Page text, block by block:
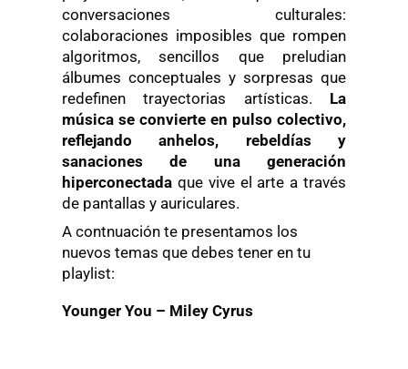
conversaciones culturales:
colaboraciones imposibles que rompen
algoritmos, sencillos que preludian
álbumes conceptuales y sorpresas que
redefinen trayectorias artísticas. La
música se convierte en pulso colectivo,
reflejando anhelos, rebeldías y
sanaciones de una generación
hiperconectadaque vive el arte a través
de pantallas y auriculares.
A contnuación te presentamos los
nuevos temas que debes tener en tu
playlist:
Younger You – Miley Cyrus